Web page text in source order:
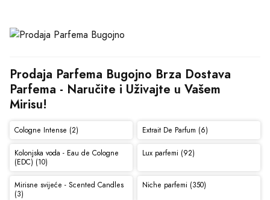
Prodaja Parfema Bugojno Brza Dostava
Parfema - Naručite i Uživajte u Vašem
Mirisu!
Cologne Intense (2) Extrait De Parfum (6)
Kolonjska voda - Eau de Cologne
(EDC) (10)
Lux parfemi (92)
Mirisne svijeće - Scented Candles
(3)
Niche parfemi (350)